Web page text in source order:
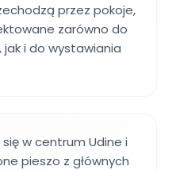
przez pokoje,
zarówno do
i do wystawiania
w centrum Udine i
pieszo z głównych